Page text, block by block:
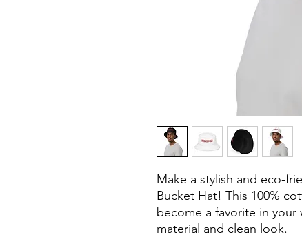
Make a stylish and eco-
Bucket Hat! This 100%
become a favorite in
material and clean look.